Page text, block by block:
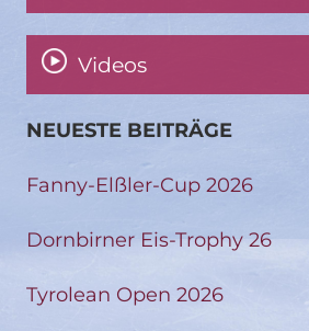
Videos
NEUESTE BEITRÄGE
Fanny-Elßler-Cup 2026
Dornbirner Eis-Trophy 26
Tyrolean Open 2026